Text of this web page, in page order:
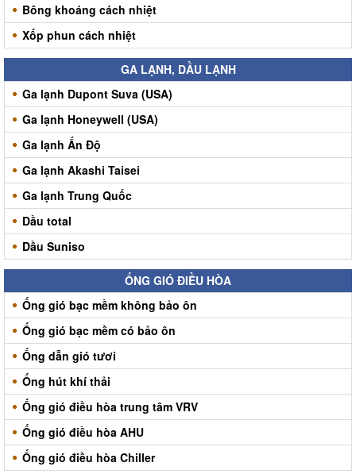
Bông khoáng cách nhiệt
Xốp phun cách nhiệt
GA LẠNH, DẦU LẠNH
Ga lạnh Dupont Suva (USA)
Ga lạnh Honeywell (USA)
Ga lạnh Ấn Độ
Ga lạnh Akashi Taisei
Ga lạnh Trung Quốc
Dầu total
Dầu Suniso
ỐNG GIÓ ĐIỀU HÒA
Ống gió bạc mềm không bảo ôn
Ống gió bạc mềm có bảo ôn
Ống dẫn gió tươi
Ống hút khí thải
Ống gió điều hòa trung tâm VRV
Ống gió điều hòa AHU
Ống gió điều hòa Chiller